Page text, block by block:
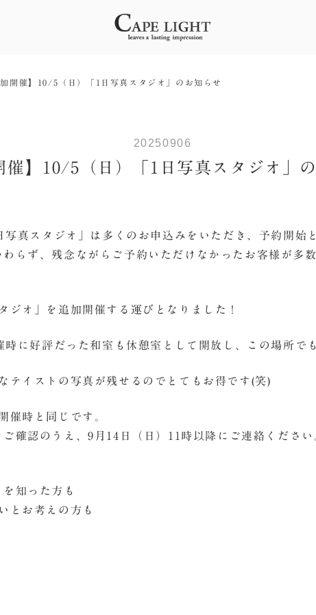
加開催】10/5（日）「1日写真スタジオ」のお知らせ
20250906
催】10/5（日）「1日写真スタジオ」
真スタジオ」は多くのお申込みをいただき、予約開始
らず、残念ながらご予約いただけなかったお客様が多
ジオ」を追加開催する運びとなりました！
に好評だった和室も休憩室として開放し、この場所で
テイストの写真が残せるのでとてもお得です(笑)
催時と同じです。
確認のうえ、9月14日（日）11時以降にご連絡ください
知った方も
とお考えの方も